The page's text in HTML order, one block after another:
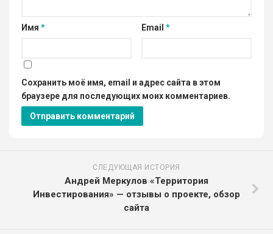
Имя * Email *
Сохранить моё имя, email и адрес сайта в этом
браузере для последующих моих комментариев.
СЛЕДУЮЩАЯ ИСТОРИЯ
Андрей Меркулов «Территория
Инвестирования» — отзывы о проекте, обзор
сайта